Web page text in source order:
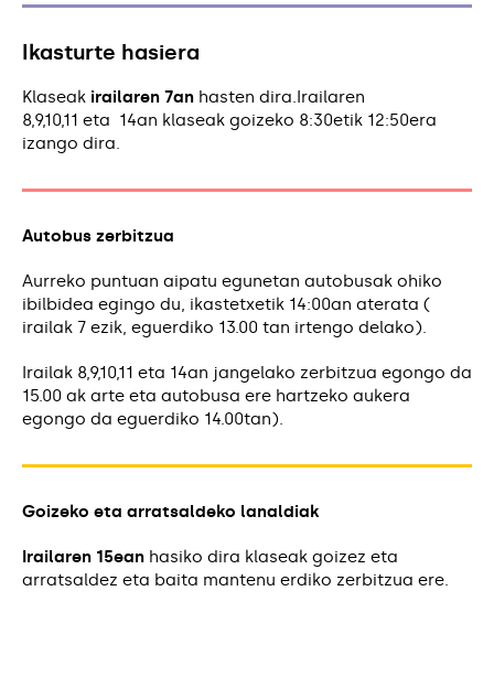
Ikasturte hasiera
Klaseak irailaren 7an hasten dira.Irailaren
8,9,10,11 eta 14an klaseak goizeko 8:30etik 12:50era
izango dira.
Autobus zerbitzua
Aurreko puntuan aipatu egunetan autobusak ohiko
ibilbidea egingo du, ikastetxetik 14:00an aterata (
irailak 7 ezik, eguerdiko 13.00 tan irtengo delako).
Irailak 8,9,10,11 eta 14an jangelako zerbitzua egongo da
15.00 ak arte eta autobusa ere hartzeko aukera
egongo da eguerdiko 14.00tan).
Goizeko eta arratsaldeko lanaldiak
Irailaren 15ean hasiko dira klaseak goizez eta
arratsaldez eta baita mantenu erdiko zerbitzua ere.